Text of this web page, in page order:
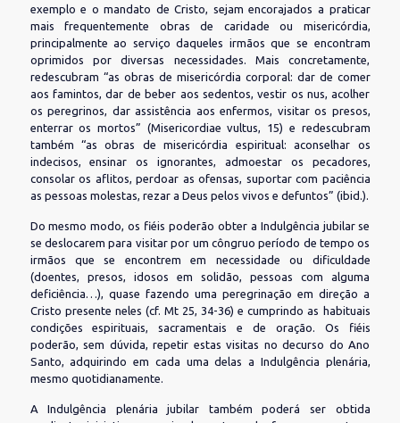
exemplo e o mandato de Cristo, sejam encorajados a praticar
mais frequentemente obras de caridade ou misericórdia,
principalmente ao serviço daqueles irmãos que se encontram
oprimidos por diversas necessidades. Mais concretamente,
redescubram “as obras de misericórdia corporal: dar de comer
aos famintos, dar de beber aos sedentos, vestir os nus, acolher
os peregrinos, dar assistência aos enfermos, visitar os presos,
enterrar os mortos” (Misericordiae vultus, 15) e redescubram
também “as obras de misericórdia espiritual: aconselhar os
indecisos, ensinar os ignorantes, admoestar os pecadores,
consolar os aflitos, perdoar as ofensas, suportar com paciência
as pessoas molestas, rezar a Deus pelos vivos e defuntos” (ibid.).
Do mesmo modo, os fiéis poderão obter a Indulgência jubilar se
se deslocarem para visitar por um côngruo período de tempo os
irmãos que se encontrem em necessidade ou dificuldade
(doentes, presos, idosos em solidão, pessoas com alguma
deficiência…), quase fazendo uma peregrinação em direção a
Cristo presente neles (cf. Mt 25, 34-36) e cumprindo as habituais
condições espirituais, sacramentais e de oração. Os fiéis
poderão, sem dúvida, repetir estas visitas no decurso do Ano
Santo, adquirindo em cada uma delas a Indulgência plenária,
mesmo quotidianamente.
A Indulgência plenária jubilar também poderá ser obtida